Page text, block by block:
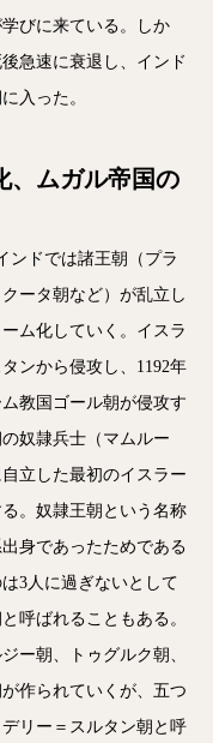
びに来ている。しか
急速に衰退し、インド
入った。
、ムガル帝国の
ンドでは諸王朝（プラ
ータ朝など）が乱立し
ム化していく。イスラ
ンから侵攻し、1192年
教国ゴール朝が侵攻す
奴隷兵士（マムルー
立した最初のイスラー
。奴隷王朝という名称
身であったためである
3人に過ぎないとして
呼ばれることもある。
ー朝、トゥグルク朝、
作られていくが、五つ
リー＝スルタン朝と呼